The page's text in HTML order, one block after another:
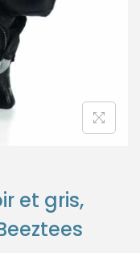
et gris,